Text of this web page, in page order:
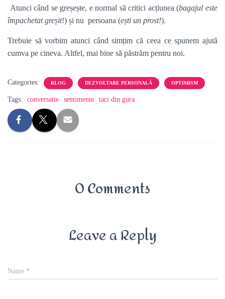
Atunci când se greșește, e normal să critici acțiunea (bagajul este
împachetat greșit!) și nu persoana (ești un prost!).
Trebuie să vorbim atunci când simțim că ceea ce spunem ajută
cumva pe cineva. Altfel, mai bine să păstrăm pentru noi.
Categories: BLOG DEZVOLTARE PERSONALĂ OPTIMISM
Tags: conversatie sentimente taci din gura
0 Comments
Leave a Reply
Name *